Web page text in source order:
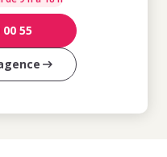
00 55